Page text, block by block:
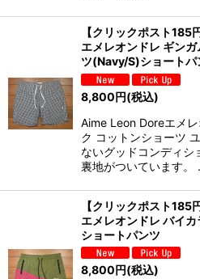
【クリックポスト185
エメレオンドレ ギン
ツ(Navy/S)ショートパ
8,800円(税込)
Aime Leon Doreエメ
ク コットンショーツ
ないグッドコンディシ
裏地がついています。
【クリックポスト185
エメレオンドレ バイ
ショートパンツ
8,800円(税込)